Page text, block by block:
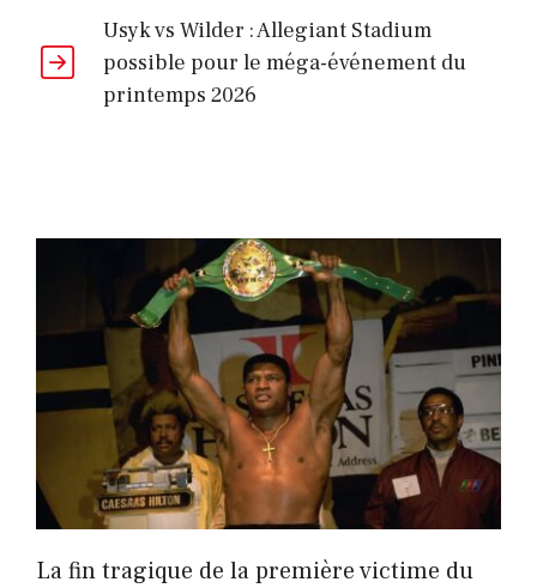
Usyk vs Wilder : Allegiant Stadium
possible pour le méga-événement du
printemps 2026
La fin tragique de la première victime du